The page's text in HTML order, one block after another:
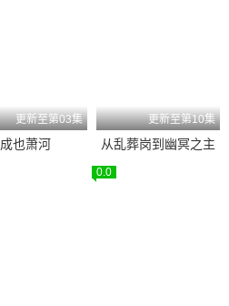
更新至第03集
成也萧河
更新至第10集
从乱葬岗到幽冥之主
0.0